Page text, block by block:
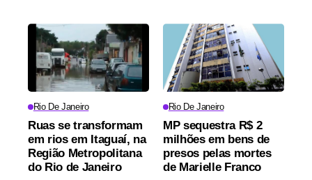
Rio De Janeiro
Ruas se transformam
em rios em Itaguaí, na
Região Metropolitana
do Rio de Janeiro
Rio De Janeiro
MP sequestra R$ 2
milhões em bens de
presos pelas mortes
de Marielle Franco